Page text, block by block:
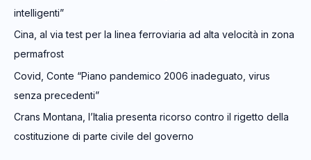
intelligenti”
Cina, al via test per la linea ferroviaria ad alta velocità in zona
permafrost
Covid, Conte “Piano pandemico 2006 inadeguato, virus
senza precedenti”
Crans Montana, l’Italia presenta ricorso contro il rigetto della
costituzione di parte civile del governo